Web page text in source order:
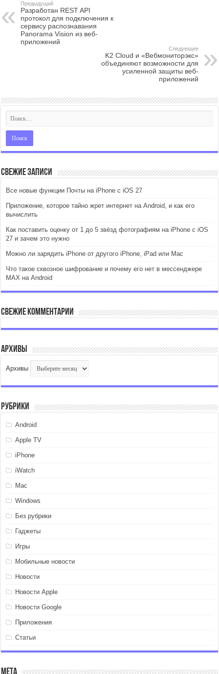
Предыдущий
Разработан REST API
протокол для подключения к
сервису распознавания
Panorama Vision из веб-
приложений
Следующее
K2 Cloud и «Вебмониторэкс»
объединяют возможности для
усиленной защиты веб-
приложений
Свежие записи
Все новые функции Почты на iPhone с iOS 27
Приложение, которое тайно жрет интернет на Android, и как его
вычислить
Как поставить оценку от 1 до 5 звёзд фотографиям на iPhone с iOS
27 и зачем это нужно
Можно ли зарядить iPhone от другого iPhone, iPad или Mac
Что такое сквозное шифрование и почему его нет в мессенджере
MAX на Android
Свежие комментарии
Архивы
Архивы
Рубрики
Android
Apple TV
iPhone
iWatch
Mac
Windows
Без рубрики
Гаджеты
Игры
Мобильные новости
Новости
Новости Apple
Новости Google
Приложения
Статьи
Мета